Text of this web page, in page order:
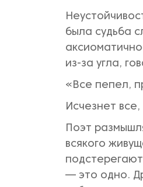
была судьба
из-за угла,
«Все пепел,
Исчезнет
Поэт
всякого
— это одно.